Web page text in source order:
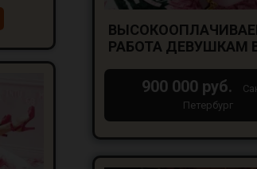
РАБОТА ДЕВУШКАМ
900 000 руб.
Петербург